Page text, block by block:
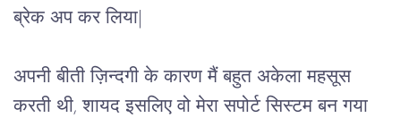
ब्रेक अप कर लिया
अपनी बीती ज़िन्दगी के कारण मैं बहुत अकेला महसूस
करती थी, शायद इसलिए वो मेरा सपोर्ट सिस्टम बन गया